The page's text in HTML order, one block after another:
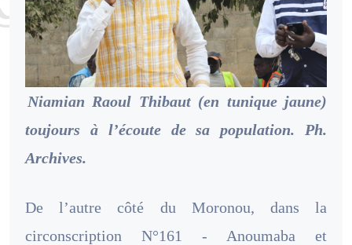
Niamian Raoul Thibaut (en tunique jaune)
toujours à l’écoute de sa population. Ph.
Archives.
De l’autre côté du Moronou, dans la
circonscription N°161 - Anoumaba et